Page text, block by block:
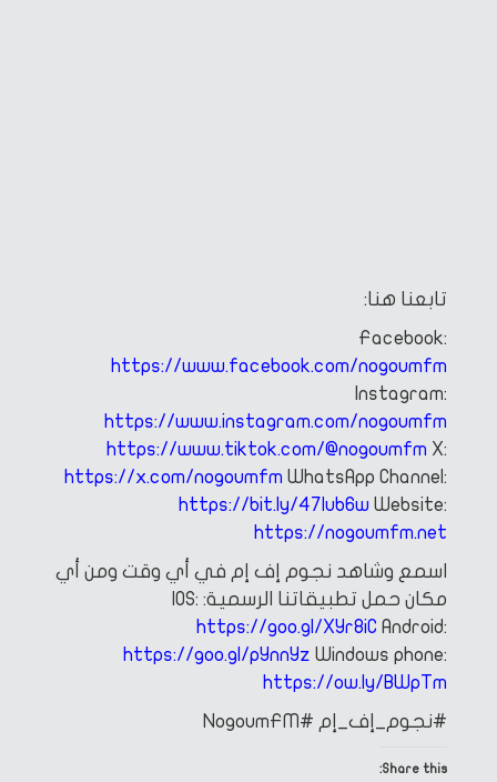
تابعنا هنا:
Facebook:
https://www.facebook.com/nogoumfm
Instagram:
https://www.instagram.com/nogoumfm
https://www.tiktok.com/@nogoumfm X:
https://x.com/nogoumfm WhatsApp Channel:
https://bit.ly/47Iub6w Website:
https://nogoumfm.net
اسمع وشاهد نجوم إف إم في أي وقت ومن أي
مكان حمل تطبيقاتنا الرسمية:
https://goo.gl/XYr8iC Android:
https://goo.gl/pYnnYz Windows phone:
https://ow.ly/BWpTm
#نجوم_إف_إم #NogoumFM
Share this: